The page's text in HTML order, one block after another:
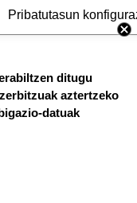
Pribatutasun
ditugu
aztertzeko
datuak